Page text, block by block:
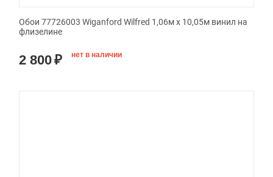
Обои 77726003 Wiganford Wilfred 1,06м х 10,05м винил на
флизелине
2 800₽ нет в наличии